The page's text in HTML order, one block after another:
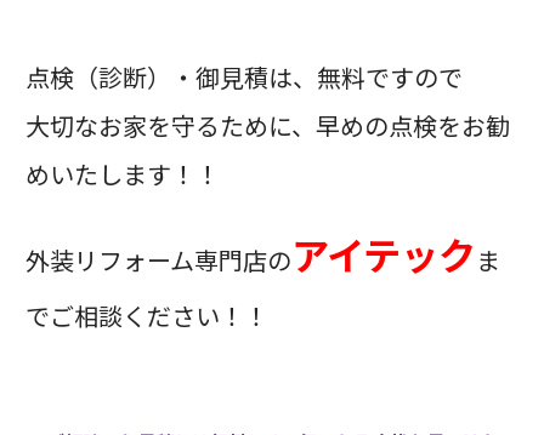
点検（診断）・御見積は、無料ですので
大切なお家を守るために、早めの点検をお勧
めいたします！！
外装リフォーム専門店のアイテック ま
でご相談ください！！